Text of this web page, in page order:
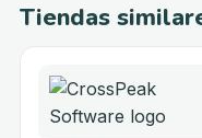
Tiendas